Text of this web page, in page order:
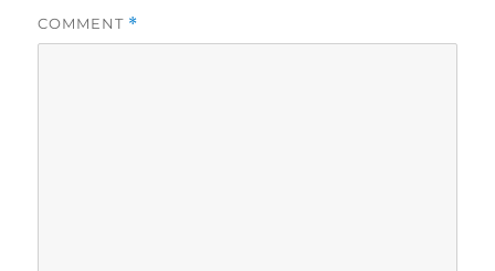
COMMENT *